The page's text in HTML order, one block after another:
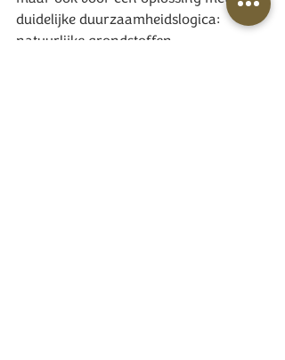
duidelijke duurzaamheidslogica:
natuurlijke grondstoffen,